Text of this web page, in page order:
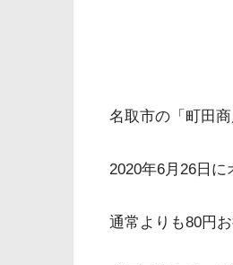
名取市の「町田
2020年6月26日に
通常よりも80円